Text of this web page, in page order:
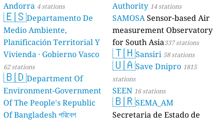
Andorra 4 stations
🇪🇸Departamento De
Medio Ambiente,
Planificación Territorial Y
Vivienda · Gobierno Vasco
62 stations
🇧🇩Department Of
Environment-Government
Of The People's Republic
Of Bangladesh পরিবেশ
Authority 14 stations
SAMOSASensor-based Air
measurement Observatory
for South Asia337 stations
🇹🇭Sansiri 58 stations
🇺🇦Save Dnipro 1815
stations
SEEN 16 stations
🇧🇷SEMA_AM
Secretaria de Estado de